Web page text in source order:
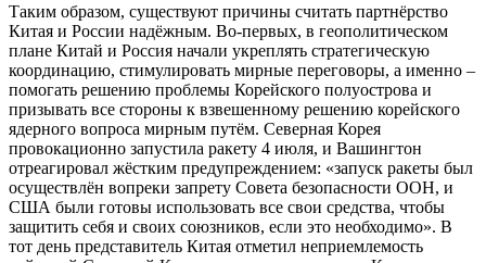
Таким образом, существуют причины считать партнёрство
Китая и России надёжным. Во-первых, в геополитическом
плане Китай и Россия начали укреплять стратегическую
координацию, стимулировать мирные переговоры, а именно –
помогать решению проблемы Корейского полуострова и
призывать все стороны к взвешенному решению корейского
ядерного вопроса мирным путём. Северная Корея
провокационно запустила ракету 4 июля, и Вашингтон
отреагировал жёстким предупреждением: «запуск ракеты был
осуществлён вопреки запрету Совета безопасности ООН, и
США были готовы использовать все свои средства, чтобы
защитить себя и своих союзников, если это необходимо». В
тот день представитель Китая отметил неприемлемость